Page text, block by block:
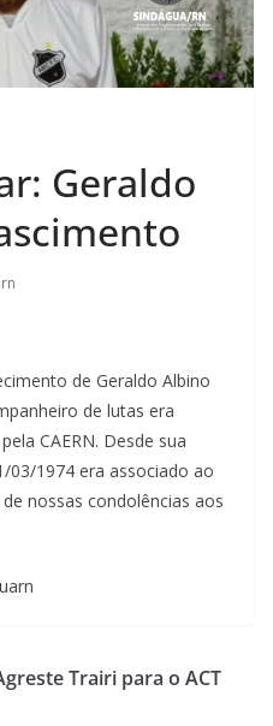
Geraldo
de Geraldo Albino
de lutas era
CAERN. Desde sua
03/1974 era associado ao
nossas condolências aos
Trairi para o ACT